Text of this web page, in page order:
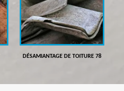
DÉSAMIANTAGE DE TOITURE 78